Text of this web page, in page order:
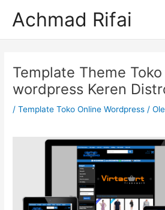
Achmad Rifai
Template Theme
wordpress Keren
/Template Toko Online Wordpress /